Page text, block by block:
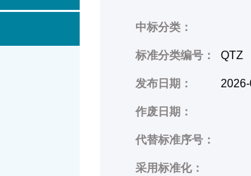
中标分类：
标准分类编号： QTZ
发布日期：
作废日期：
代替标准序号：
采用标准化：